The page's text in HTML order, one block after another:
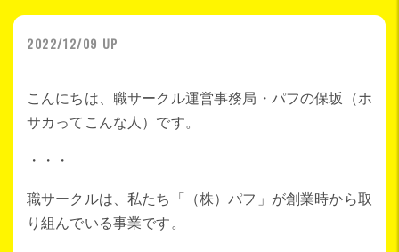
2022/12/09 UP
こんにちは、職サークル運営事務局・パフの保坂（ホ
サカってこんな人）です。
・・・
職サークルは、私たち「（株）パフ」が創業時から取
り組んでいる事業です。